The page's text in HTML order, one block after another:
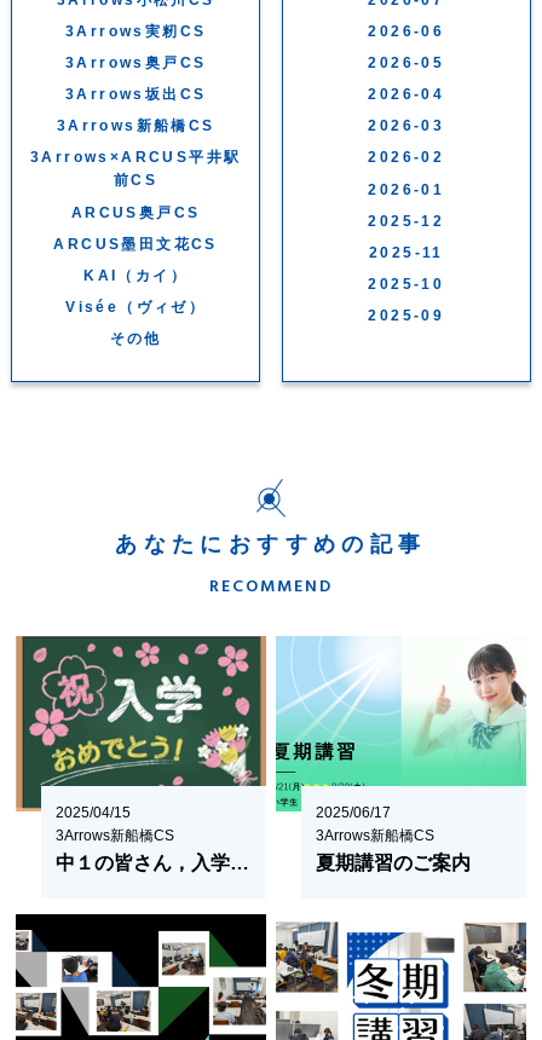
3Arrows実籾CS
3Arrows奥戸CS
3Arrows坂出CS
3Arrows新船橋CS
3Arrows×ARCUS平井駅
前CS
ARCUS奥戸CS
ARCUS墨田文花CS
KAI（カイ）
Visée（ヴィゼ）
その他
2026-06
2026-05
2026-04
2026-03
2026-02
2026-01
2025-12
2025-11
2025-10
2025-09
あなたにおすすめの記事
RECOMMEND
2025/04/15
3Arrows新船橋CS
中１の皆さん，入学おめでとうございます
2025/06/17
3Arrows新船橋CS
夏期講習のご案内